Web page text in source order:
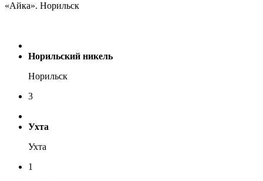
«Айка». Норильск
Норильский никель
Норильск
3
Ухта
Ухта
1